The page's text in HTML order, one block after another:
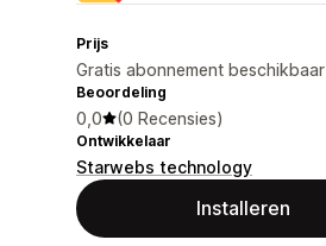
Prijs
Gratis abonnement beschikbaar
Beoordeling
0,0 (0 Recensies)
Ontwikkelaar
Starwebs technology
Installeren